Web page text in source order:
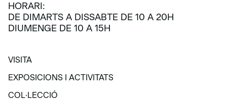
HORARI:
DE DIMARTS A DISSABTE DE 10 A 20H
DIUMENGE DE 10 A 15H
VISITA
VISITA
EXPOSICIONS I ACTIVITATS
EXPOSICIONS I ACTIVITATS
COL·LECCIÓ